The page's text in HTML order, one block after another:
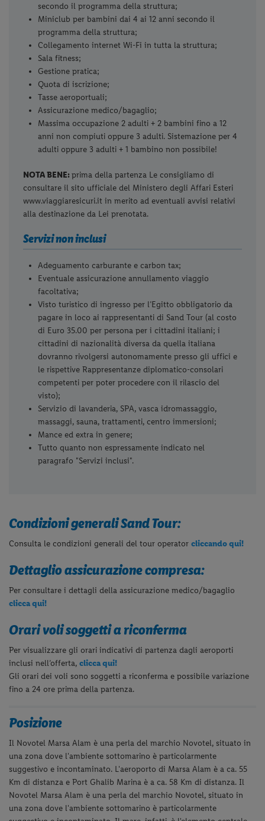
secondo il programma della struttura;
Miniclub per bambini dai 4 ai 12 anni secondo il
programma della struttura;
Collegamento internet Wi-Fi in tutta la struttura;
Sala fitness;
Gestione pratica;
Quota di iscrizione;
Tasse aeroportuali;
Assicurazione medico/bagaglio;
Massima occupazione 2 adulti + 2 bambini fino a 12
anni non compiuti oppure 3 adulti. Sistemazione per 4
adulti oppure 3 adulti + 1 bambino non possibile!
NOTA BENE:prima della partenza Le consigliamo di
consultare il sito ufficiale del Ministero degli Affari Esteri
www.viaggiaresicuri.it in merito ad eventuali avvisi relativi
alla destinazione da Lei prenotata.
Servizi non inclusi
Adeguamento carburante e carbon tax;
Eventuale assicurazione annullamento viaggio
facoltativa;
Visto turistico di ingresso per l’Egitto obbligatorio da
pagare in loco ai rappresentanti di Sand Tour (al costo
di Euro 35.00 per persona per i cittadini italiani; i
cittadini di nazionalità diversa da quella italiana
dovranno rivolgersi autonomamente presso gli uffici e
le rispettive Rappresentanze diplomatico-consolari
competenti per poter procedere con il rilascio del
visto);
Servizio di lavanderia, SPA, vasca idromassaggio,
massaggi, sauna, trattamenti, centro immersioni;
Mance ed extra in genere;
Tutto quanto non espressamente indicato nel
paragrafo "Servizi inclusi".
Condizioni generali Sand Tour:
Consulta le condizioni generali del tour operator cliccando qui!
Dettaglio assicurazione compresa:
Per consultare i dettagli della assicurazione medico/bagaglio
clicca qui!
Orari voli soggetti a riconferma
Per visualizzare gli orari indicativi di partenza dagli aeroporti
inclusi nell’offerta,clicca qui!
Gli orari dei voli sono soggetti a riconferma e possibile variazione
fino a 24 ore prima della partenza.
Posizione
Il Novotel Marsa Alam è una perla del marchio Novotel, situato in
una zona dove l'ambiente sottomarino è particolarmente
suggestivo e incontaminato. L'aeroporto di Marsa Alam è a ca. 55
Km di distanza e Port Ghalib Marina è a ca. 58 Km di distanza.Il
Novotel Marsa Alam è una perla del marchio Novotel, situato in
una zona dove l'ambiente sottomarino è particolarmente